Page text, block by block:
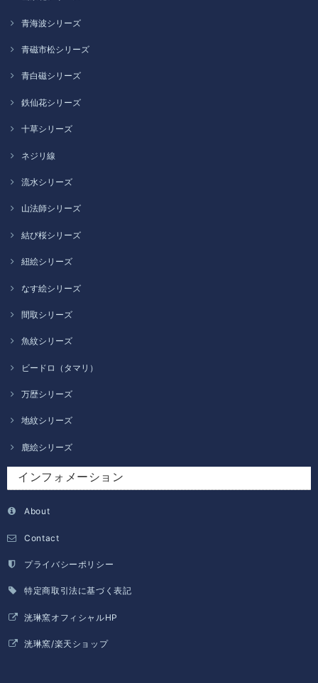
青海波シリーズ
青磁市松シリーズ
青白磁シリーズ
鉄仙花シリーズ
十草シリーズ
ネジリ線
流水シリーズ
山法師シリーズ
結び桜シリーズ
紐絵シリーズ
なす絵シリーズ
間取シリーズ
魚紋シリーズ
ビードロ（タマリ）
万歴シリーズ
地紋シリーズ
鹿絵シリーズ
インフォメーション
About
Contact
プライバシーポリシー
特定商取引法に基づく表記
洸琳窯オフィシャルHP
洸琳窯/楽天ショップ